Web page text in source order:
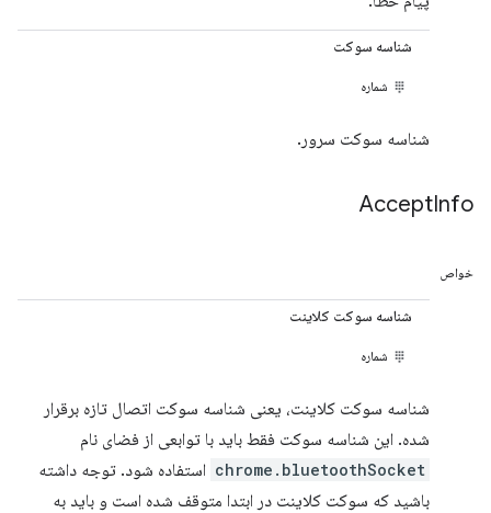
شناسه سوکت
شماره
شناسه سوکت سرور.
AcceptInfo
خواص
شناسه سوکت کلاینت
شماره
شناسه سوکت کلاینت، یعنی شناسه سوکت اتصال تازه برقرار
شده. این شناسه سوکت فقط باید با توابعی از فضای نام
chrome.bluetoothSocket استفاده شود. توجه داشته
باشید که سوکت کلاینت در ابتدا متوقف شده است و باید به